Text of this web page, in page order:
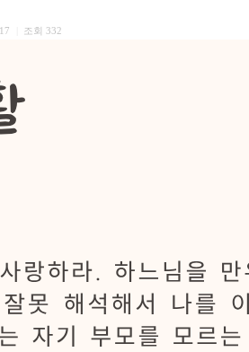
조회 332